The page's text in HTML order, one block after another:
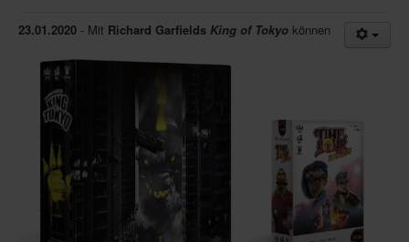
Podcast
SpieleMag
Infos
Shop
Download spielbox Special 2025
Newsletter
Spieledatenbank
23.01.2020 - Mit Richard Garfields King of Tokyo können